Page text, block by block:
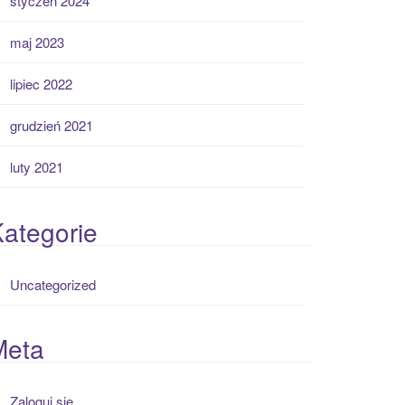
maj 2023
lipiec 2022
grudzień 2021
luty 2021
Uncategorized
Zaloguj się